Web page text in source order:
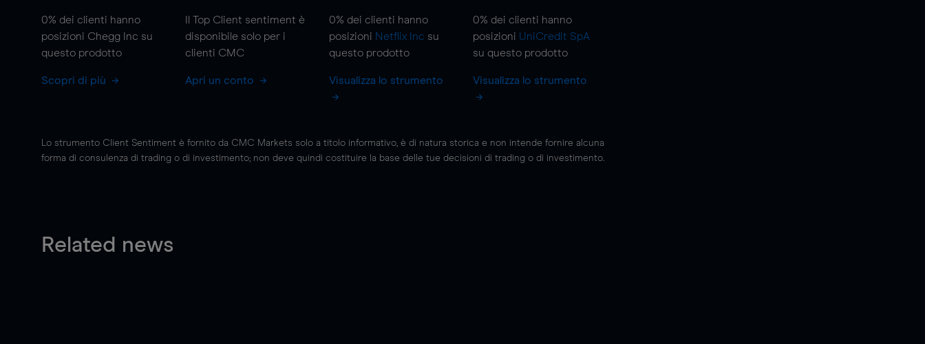
0% dei clienti hanno
posizioni Chegg Inc su
questo prodotto
Scopri di più
Il Top Client sentiment è
disponibile solo per i
clienti CMC
Apri un conto
0% dei clienti hanno
posizioni Netflix Inc su
questo prodotto
Visualizza lo strumento
0% dei clienti hanno
posizioni UniCredit SpA
su questo prodotto
Visualizza lo strumento
Lo strumento Client Sentiment è fornito da CMC Markets solo a titolo informativo, è di natura storica e non intende fornire alcuna
forma di consulenza di trading o di investimento; non deve quindi costituire la base delle tue decisioni di trading o di investimento.
Related news